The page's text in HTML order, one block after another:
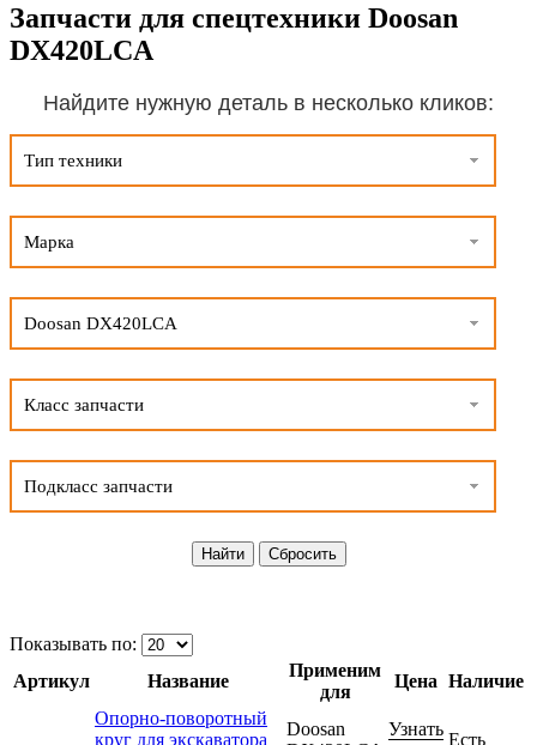
Запчасти для спецтехники Doosan
DX420LCA
Найдите нужную деталь в несколько кликов:
Тип техники
Марка
Doosan DX420LCA
Класс запчасти
Подкласс запчасти
Показывать по:
Артикул
Название
Применим
для
Цена Наличие
Опорно-поворотный
круг для экскаватора
Doosan
Узнать
Есть